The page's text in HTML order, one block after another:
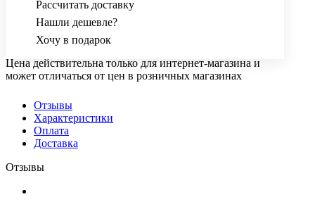
Рассчитать доставку
Нашли дешевле?
Хочу в подарок
Цена действительна только для интернет-магазина и
может отличаться от цен в розничных магазинах
Отзывы
Характеристики
Оплата
Доставка
Отзывы